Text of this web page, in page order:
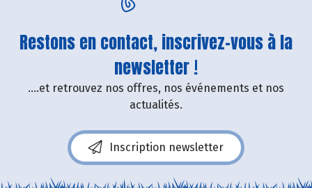
Restons en contact, inscrivez-vous à la
newsletter !
....et retrouvez nos offres, nos événements et nos
actualités.
Inscription newsletter